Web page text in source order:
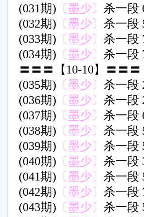
(031期) 〔墨少〕 杀一段
(032期) 〔墨少〕 杀一段
(033期) 〔墨少〕 杀一段
(034期) 〔墨少〕 杀一段
〓〓〓【10-10】〓〓〓
(035期) 〔墨少〕 杀一段
(036期) 〔墨少〕 杀一段
(037期) 〔墨少〕 杀一段
(038期) 〔墨少〕 杀一段
(039期) 〔墨少〕 杀一段
(040期) 〔墨少〕 杀一段
(041期) 〔墨少〕 杀一段
(042期) 〔墨少〕 杀一段
(043期) 〔墨少〕 杀一段